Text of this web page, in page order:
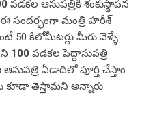
పడకల ఆసుపత్రికి శంకుస్థాపన
సందర్భంగా మంత్రి హరీశ్
50 కిలోమీటర్లు మీరు వెళ్ళే
100 పడకల పెద్దాసుపత్రి
ఏడాదిలో పూర్తి చేస్తాం.
కూడా తెస్తామని అన్నారు.